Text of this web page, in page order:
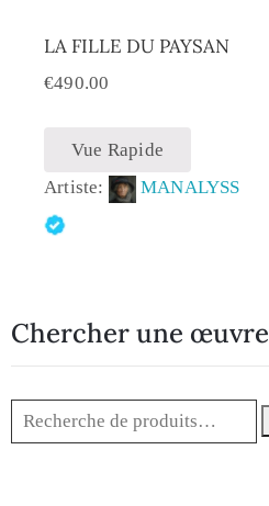
LA FILLE DU PAYSAN
€490.00
Vue Rapide
Artiste:
MANALYSS
Chercher une œuvre